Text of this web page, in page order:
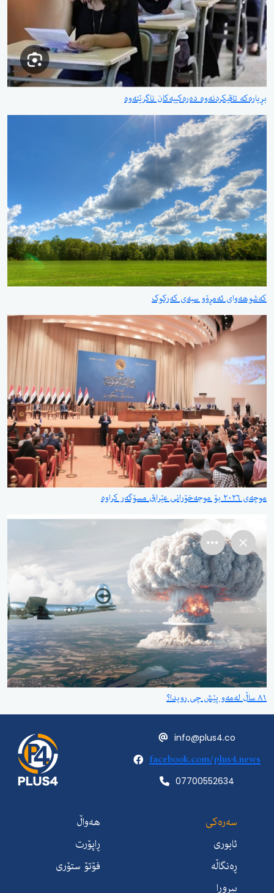
بڕیارەکە تاقیکردنەوە دەرەکییەکان ناگرێتەوە
کەشوهەوای ئەمڕۆو سبەی کەرکوک
موچەی ٢٠٢٦ بۆ موجەخۆرانی عێراق مسۆگەر کراوە
٨١ ساڵ لەمەو پێش چی رویدا؟
info@plus4.co
facebook.com/plus4.news
07700552634
سەرەکی
هەواڵ
ئابوری
ڕاپۆرت
ڕەنگاڵە
فۆتۆ ستۆری
بیروڕا